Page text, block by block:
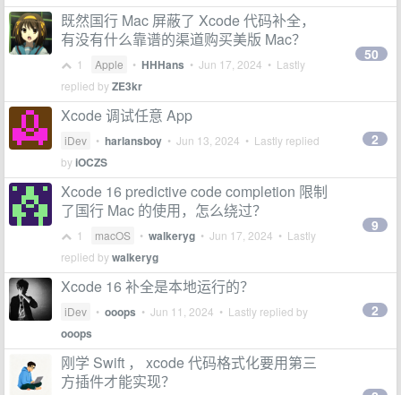
既然国行 Mac 屏蔽了 Xcode 代码补全，
有没有什么靠谱的渠道购买美版 Mac？
1 Apple • HHHans • Jun 17, 2024 • Lastly
replied byZE3kr
50
Xcode 调试任意 App
iDev • harlansboy • Jun 13, 2024 • Lastly replied
byiOCZS
2
Xcode 16 predictive code completion 限制
了国行 Mac 的使用，怎么绕过？
1 macOS • walkeryg • Jun 17, 2024 • Lastly
replied bywalkeryg
9
Xcode 16 补全是本地运行的？
iDev • ooops • Jun 11, 2024 • Lastly replied by
ooops
2
刚学 Swift ， xcode 代码格式化要用第三
方插件才能实现？